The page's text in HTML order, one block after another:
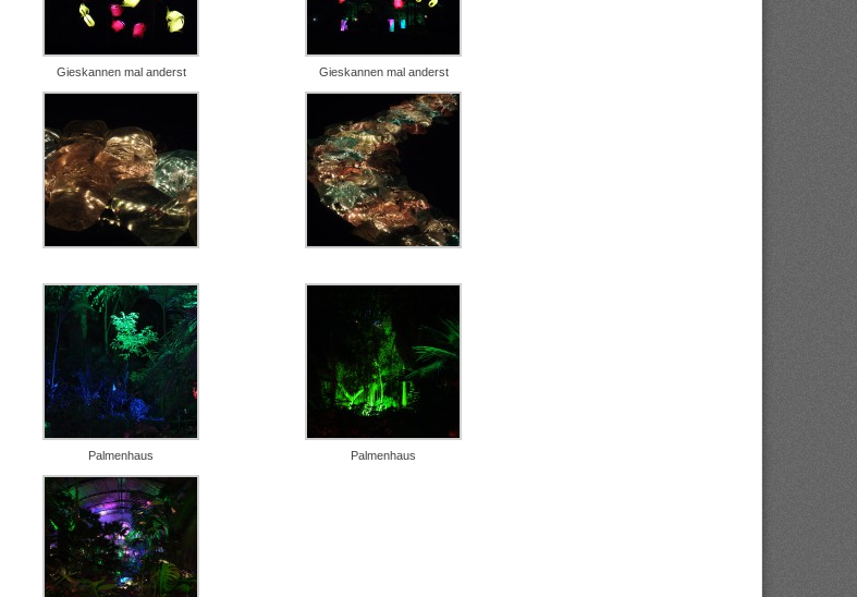
Gieskannen mal anderst Gieskannen mal anderst
Palmenhaus Palmenhaus